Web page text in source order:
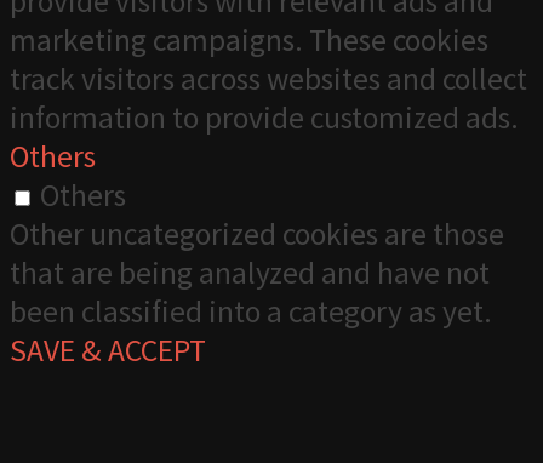
marketing campaigns. These cookies
track visitors across websites and collect
information to provide customized ads.
Others
Others
Other uncategorized cookies are those
that are being analyzed and have not
been classified into a category as yet.
SAVE & ACCEPT